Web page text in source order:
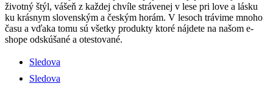
životný štýl, vášeň z každej chvíle strávenej v lese pri love a lásku
ku krásnym slovenským a českým horám. V lesoch trávime mnoho
času a vďaka tomu sú všetky produkty ktoré nájdete na našom e-
shope odskúšané a otestované.
Sledova
Sledova